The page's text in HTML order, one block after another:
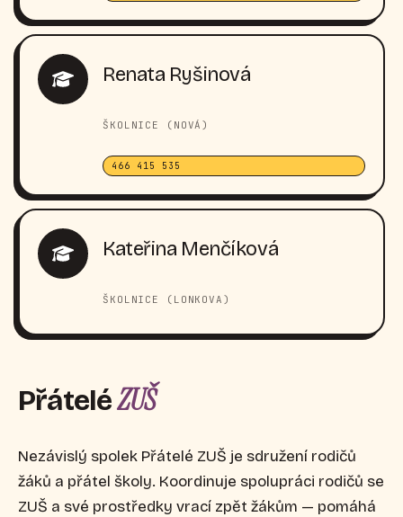
Renata Ryšinová
ŠKOLNICE (NOVÁ)
466 415 535
Kateřina Menčíková
ŠKOLNICE (LONKOVA)
PřáteléZUŠ
Nezávislý spolek Přátelé ZUŠ je sdružení rodičů
žáků a přátel školy. Koordinuje spolupráci rodičů se
ZUŠ a své prostředky vrací zpět žákům — pomáhá